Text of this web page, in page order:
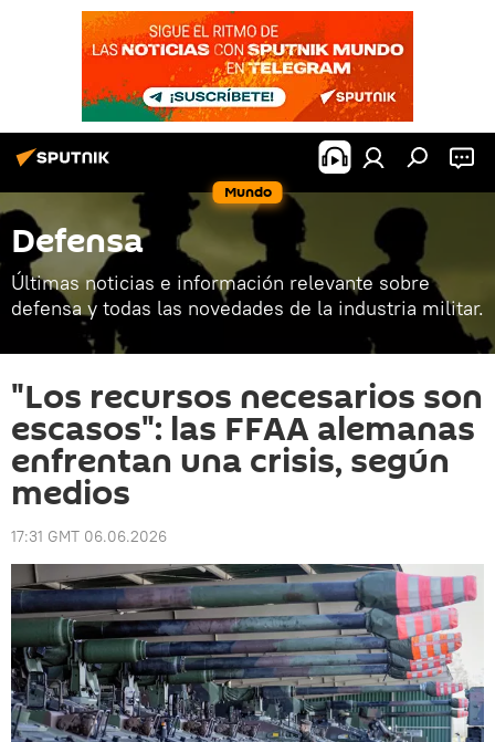
Mundo
Defensa
Últimas noticias e información relevante sobre
defensa y todas las novedades de la industria militar.
"Los recursos necesarios son
escasos": las FFAA alemanas
enfrentan una crisis, según
medios
17:31 GMT 06.06.2026